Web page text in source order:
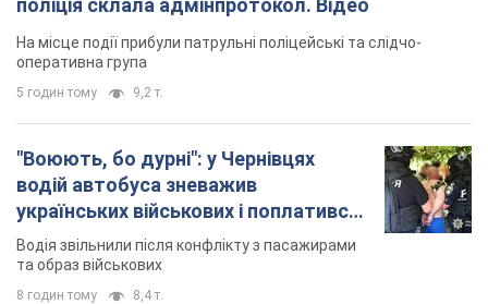
8 годин тому 8,4 т.
"Не слідкує за сексуальністю": у
Києві консультант салону краси
образив жінку після хімієтерапії,
розгорівся скандал. Фото
Працівник салону почав надавати оцінку
зовнішності жінки, сказавши, що вона носить
"чоловічу стрижку"